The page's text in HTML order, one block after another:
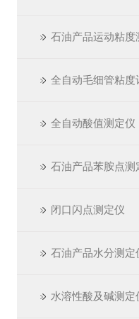
石油产品运动粘度
全自动毛细管粘度
全自动酸值测定仪
石油产品苯胺点测
闭口闪点测定仪
石油产品水分测定
水溶性酸及碱测定